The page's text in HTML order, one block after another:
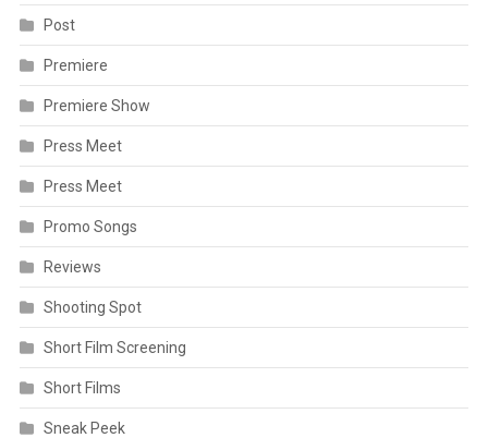
Post
Premiere
Premiere Show
Press Meet
Press Meet
Promo Songs
Reviews
Shooting Spot
Short Film Screening
Short Films
Sneak Peek